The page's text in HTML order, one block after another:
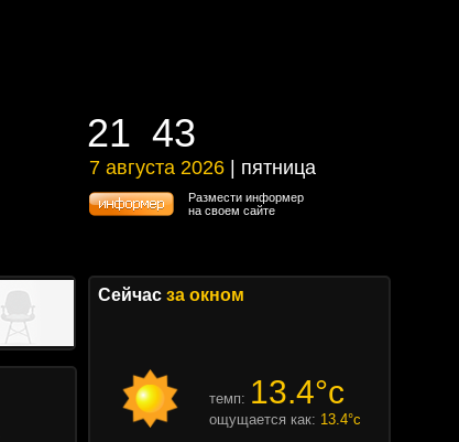
21 43
21 43
7 августа 2026 | пятница
7 августа 2026 | пятница
Размести информер
на своем сайте
Сейчас за окном
темп: 13.4°c
ощущается как: 13.4°c